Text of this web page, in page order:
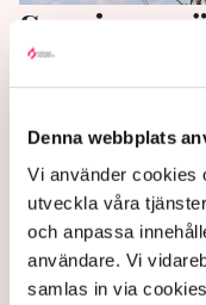
Denna webbplats
Vi använder cookies
utveckla våra
och anpassa
användare. Vi
samlas in via
Sveriges
kan
Blykalla vill bygga
utanför Nyköping,
3 years ago | Av: